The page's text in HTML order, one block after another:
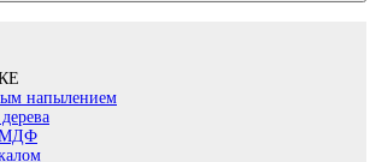
напылением
МДФ